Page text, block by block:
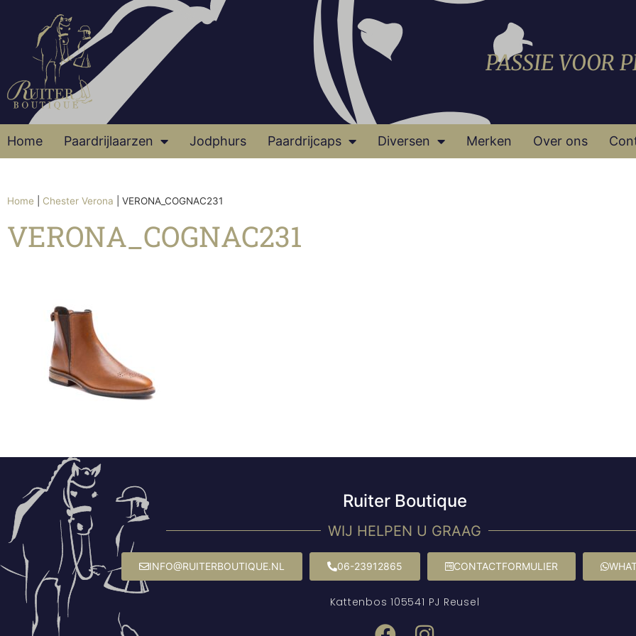
PASSIE VOOR
Home Paardrijlaarzen Jodphurs Paardrijcaps Diversen Merken Over ons
Home Chester Verona VERONA_COGNAC231
VERONA_COGNAC231
Ruiter Boutique
WIJ HELPEN U GRAAG
INFO@RUITERBOUTIQUE.NL 06-23912865 CONTACTFORMULIER
Kattenbos 105541 PJ Reusel